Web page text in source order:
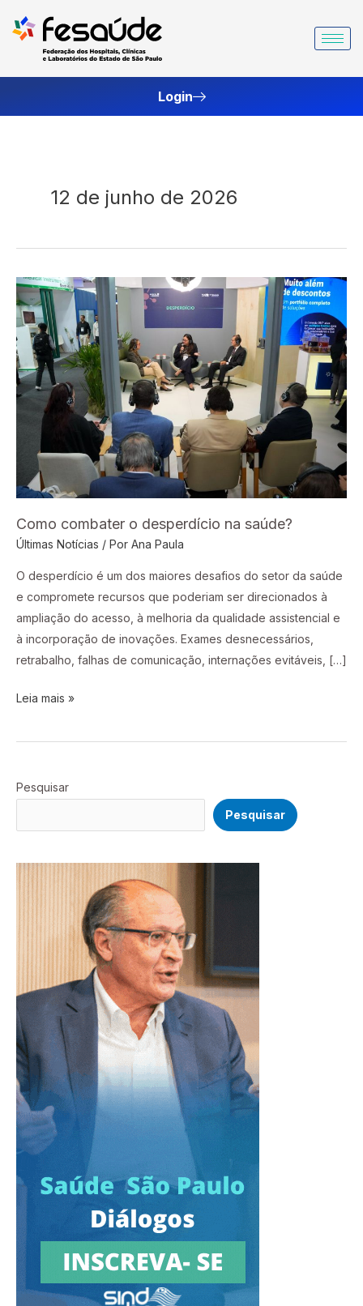
para
Login
12 de junho de 2026
Como combater o desperdício na saúde?
Últimas Notícias / Por Ana Paula
O desperdício é um dos maiores desafios do setor da saúde
e compromete recursos que poderiam ser direcionados à
ampliação do acesso, à melhoria da qualidade assistencial e
à incorporação de inovações. Exames desnecessários,
retrabalho, falhas de comunicação, internações evitáveis, […]
Como
combater
o
desperdício
na
saúde?
Leia mais »
Pesquisar
Pesquisar